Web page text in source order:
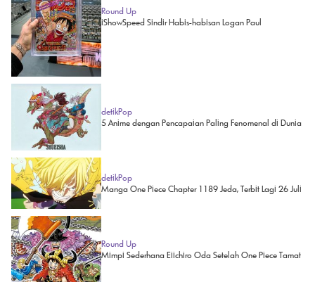
Round Up
iShowSpeed Sindir Habis-habisan Logan Paul
detikPop
5 Anime dengan Pencapaian Paling Fenomenal di Dunia
detikPop
Manga One Piece Chapter 1189 Jeda, Terbit Lagi 26 Juli
Round Up
Mimpi Sederhana Eiichiro Oda Setelah One Piece Tamat